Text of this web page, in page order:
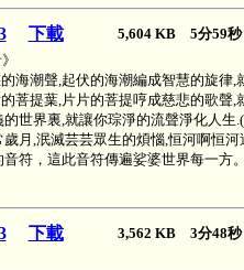
下載
5,604 KB 5分59
海潮聲,起伏的海潮編成智慧的旋律,
菩提葉,片片的菩提哼成慈悲的歌
世界裏,就讓你琮淨的流聲淨化人生
月,泯滅芸芸眾生的煩惱,恒河啊恒
符，這此音符傳遍娑婆世界每一方
下載
3,562 KB 3分48